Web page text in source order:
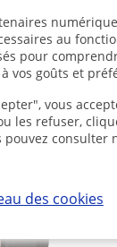
au
pour
vos goûts et
vous
les refuser,
consulter
des cookies